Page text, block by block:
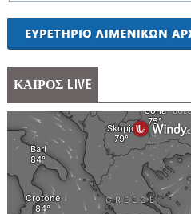
ΚΑΙΡΟΣ LIVE